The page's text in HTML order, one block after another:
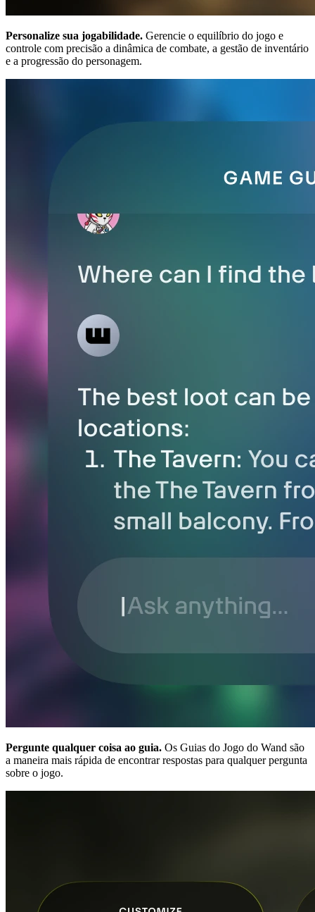
Personalize sua jogabilidade. Gerencie o equilíbrio do jogo e
controle com precisão a dinâmica de combate, a gestão de inventário
e a progressão do personagem.
Pergunte qualquer coisa ao guia. Os Guias do Jogo do Wand são
a maneira mais rápida de encontrar respostas para qualquer pergunta
sobre o jogo.